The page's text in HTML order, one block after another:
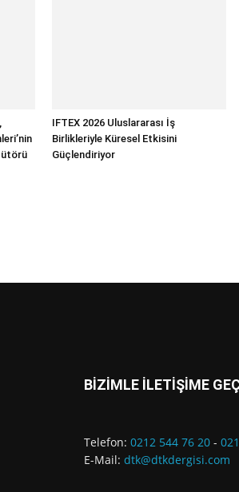
IFTEX 2026 Uluslararası İş
Birlikleriyle Küresel Etkisini
Güçlendiriyor
BİZİMLE İLETİŞİME
Telefon: 0212 544 76 20 -
E-Mail: dtk@dtkdergisi.com